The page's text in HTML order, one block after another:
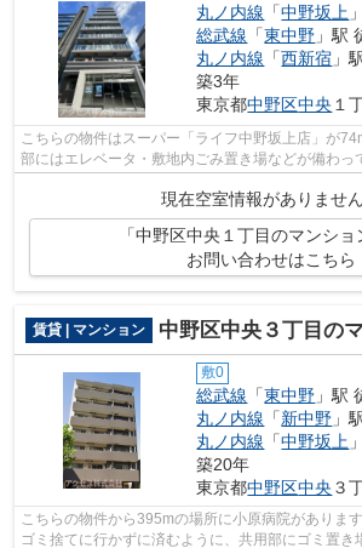
丸ノ内線 「中野坂上
総武線 「東中野 」駅
丸ノ内線 「西新宿 」
築3年
東京都中野区中央 １
こちらの物件はスーパー「ライフ中野坂上店」が
部にはエレベータ・敷地内ごみ置き場などが備わっ
ます。様々な場所へのアクセスが便利に...
現在空室情報がありません
「中野区中央１丁目のマンシ
お問い合わせはこちら
賃貸 | マンション 中野区中央３丁目の
敷0
総武線 「東中野 」駅
丸ノ内線 「新中野 」
丸ノ内線 「中野坂上
築20年
東京都中野区中央 ３
こちらの物件から395mの場所に小原病院がありま
ゴミ捨てに行かずに済むように、共用部にゴミ置き